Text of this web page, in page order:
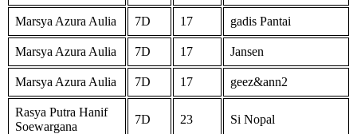
Marsya Azura Aulia 7D 17 gadis Pantai
Marsya Azura Aulia 7D 17 Jansen
Marsya Azura Aulia 7D 17 geez&ann2
Rasya Putra Hanif
Soewargana
7D 23 Si Nopal